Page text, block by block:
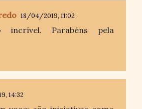
18/04/2019, 11:02
incrível. Parabéns pela
14:32